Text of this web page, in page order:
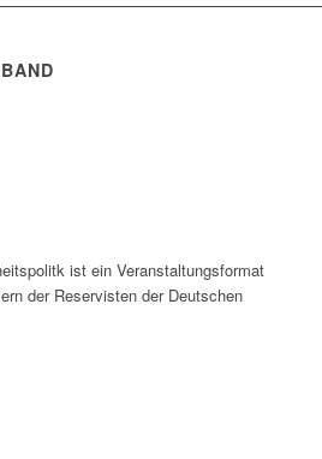
ist ein Veranstaltungsformat
der Reservisten der Deutschen